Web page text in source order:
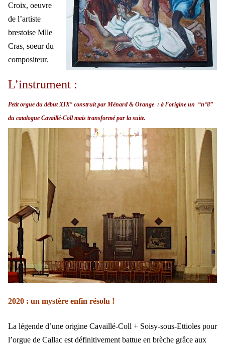
Croix, oeuvre
de l’artiste
brestoise Mlle
Cras, soeur du
compositeur.
L’instrument :
Petit orgue du début XIX° construit par Ménard & Orange : à l’origine un “n°8”
du catalogue Cavaillé-Coll mais transformé par la suite.
2020 : un mystère enfin résolu !
La légende d’une origine Cavaillé-Coll + Soisy-sous-Ettioles pour
l’orgue de Callac est définitivement battue en brèche grâce aux